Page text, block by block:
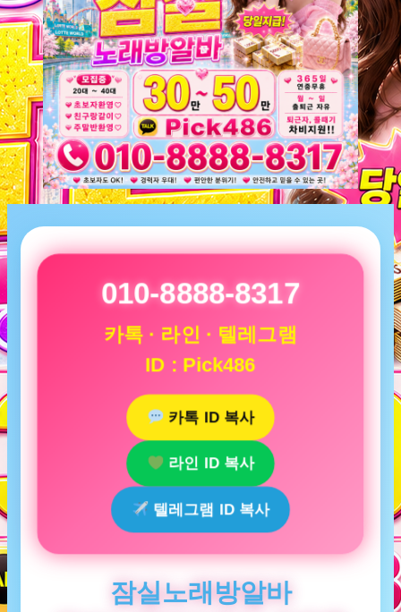
010-8888-8317
카톡 · 라인 · 텔레그램
ID : Pick486
카톡 ID 복사
라인 ID 복사
텔레그램 ID 복사
잠실노래방알바